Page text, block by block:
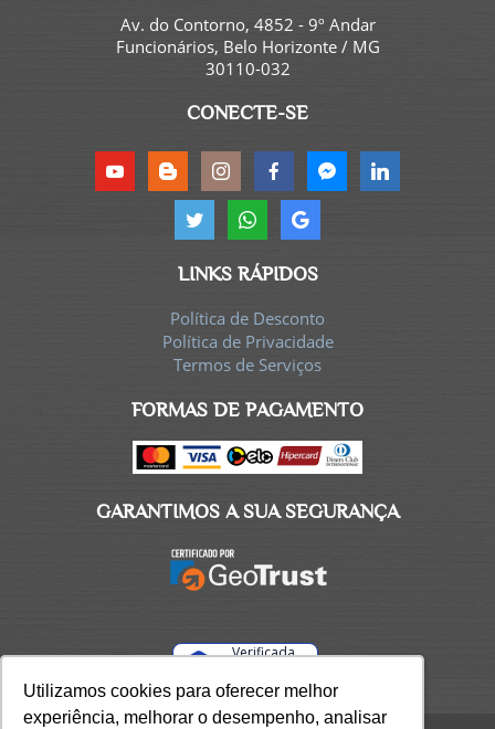
Utilizamos cookies para oferecer melhor
experiência, melhorar o desempenho, analisar
Utilizamos cookies para oferecer melhor
experiência, melhorar o desempenho, analisar
Av. do Contorno, 4852 - 9º Andar
Funcionários, Belo Horizonte / MG
30110-032
CONECTE-SE
LINKS RÁPIDOS
Política de Desconto
Política de Privacidade
Termos de Serviços
FORMAS DE PAGAMENTO
GARANTIMOS A SUA SEGURANÇA
Verificada